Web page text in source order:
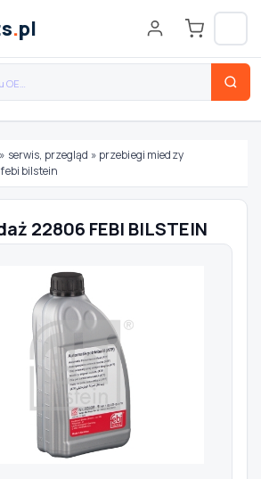
.pl
pojazd
części
» serwis, przegląd » przebiegi miedzy
bilstein
22806 FEBI BILSTEIN